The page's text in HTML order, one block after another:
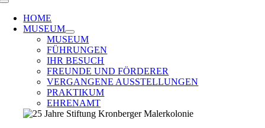
Toggle
Navigation
HOME
MUSEUM
MUSEUM
FÜHRUNGEN
IHR BESUCH
FREUNDE UND FÖRDERER
VERGANGENE AUSSTELLUNGEN
PRAKTIKUM
EHRENAMT